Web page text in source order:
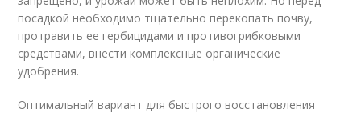
посадкой необходимо тщательно перекопать почву,
протравить ее гербицидами и противогрибковыми
средствами, внести комплексные органические
удобрения.
Оптимальный вариант для быстрого восстановления